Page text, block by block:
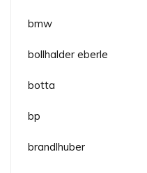
bmw
bollhalder eberle
botta
bp
brandlhuber